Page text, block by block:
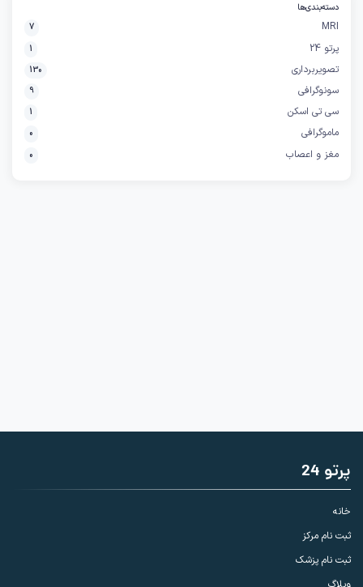
دسته‌بندی‌ها
MRI
7
پرتو 24 1
تصویربرداری 130
سونوگرافی 9
سی تی اسکن 1
ماموگرافی 0
مغز و اعصاب 0
پرتو 24
خانه
ثبت نام مرکز
ثبت نام پزشک